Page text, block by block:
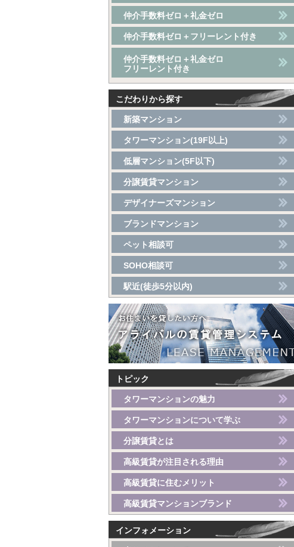
仲介手数料ゼロ＋礼金ゼロ
仲介手数料ゼロ＋フリーレント付き
仲介手数料ゼロ＋礼金ゼロ
フリーレント付き
こだわりから探す
新築マンション
タワーマンション(19F以上)
低層マンション(5F以下)
分譲賃貸マンション
デザイナーズマンション
ブランドマンション
ペット相談可
SOHO相談可
駅近(徒歩5分以内)
トピック
タワーマンションの魅力
タワーマンションについて学ぶ
分譲賃貸とは
高級賃貸が注目される理由
高級賃貸に住むメリット
高級賃貸マンションブランド
インフォメーション